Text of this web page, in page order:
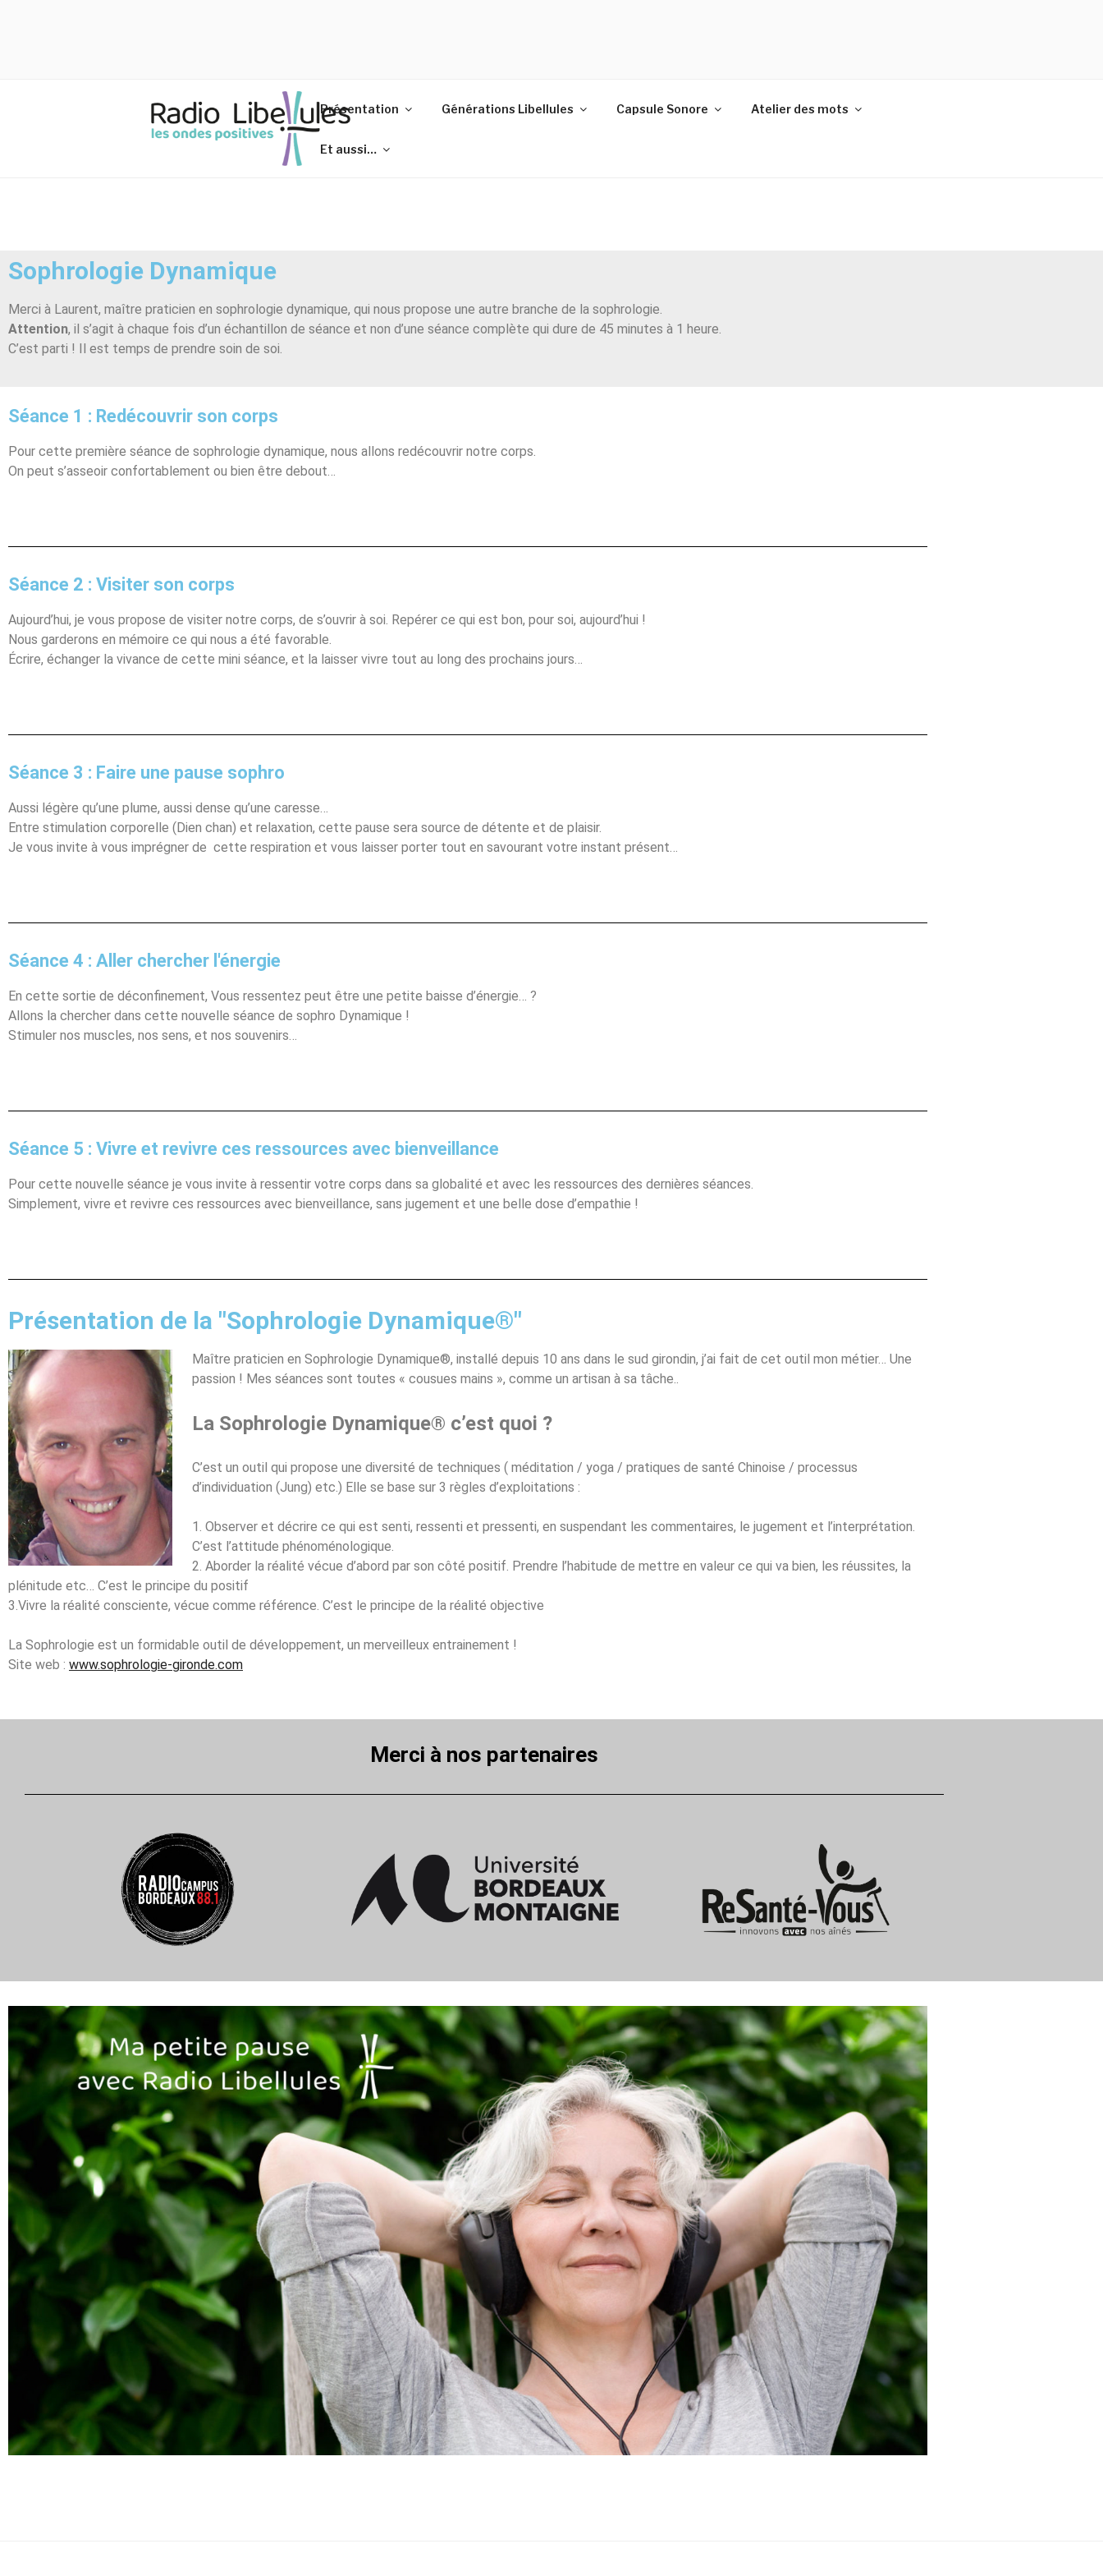
Présentation Générations Libellules Capsule Sonore Atelier des mots
Et aussi…
Sophrologie Dynamique
Merci à Laurent, maître praticien en sophrologie dynamique, qui nous propose une autre branche de la sophrologie.
Attention, il s’agit à chaque fois d’un échantillon de séance et non d’une séance complète qui dure de 45 minutes à 1 heure.
C’est parti ! Il est temps de prendre soin de soi.
Séance 1 : Redécouvrir son corps
Pour cette première séance de sophrologie dynamique, nous allons redécouvrir notre corps.
On peut s’asseoir confortablement ou bien être debout…
Séance 2 : Visiter son corps
Aujourd’hui, je vous propose de visiter notre corps, de s’ouvrir à soi. Repérer ce qui est bon, pour soi, aujourd’hui !
Nous garderons en mémoire ce qui nous a été favorable.
Écrire, échanger la vivance de cette mini séance, et la laisser vivre tout au long des prochains jours…
Séance 3 : Faire une pause sophro
Aussi légère qu’une plume, aussi dense qu’une caresse…
Entre stimulation corporelle (Dien chan) et relaxation, cette pause sera source de détente et de plaisir.
Je vous invite à vous imprégner de cette respiration et vous laisser porter tout en savourant votre instant présent…
Séance 4 : Aller chercher l'énergie
En cette sortie de déconfinement, Vous ressentez peut être une petite baisse d’énergie… ?
Allons la chercher dans cette nouvelle séance de sophro Dynamique !
Stimuler nos muscles, nos sens, et nos souvenirs…
Séance 5 : Vivre et revivre ces ressources avec bienveillance
Pour cette nouvelle séance je vous invite à ressentir votre corps dans sa globalité et avec les ressources des dernières séances.
Simplement, vivre et revivre ces ressources avec bienveillance, sans jugement et une belle dose d’empathie !
Présentation de la "Sophrologie Dynamique®"
Maître praticien en Sophrologie Dynamique®, installé depuis 10 ans dans le sud girondin, j’ai fait de cet outil mon métier… Une
passion ! Mes séances sont toutes « cousues mains », comme un artisan à sa tâche..
La Sophrologie Dynamique® c’est quoi ?
C’est un outil qui propose une diversité de techniques ( méditation / yoga / pratiques de santé Chinoise / processus
d’individuation (Jung) etc.) Elle se base sur 3 règles d’exploitations :
1. Observer et décrire ce qui est senti, ressenti et pressenti, en suspendant les commentaires, le jugement et l’interprétation.
C’est l’attitude phénoménologique.
2. Aborder la réalité vécue d’abord par son côté positif. Prendre l’habitude de mettre en valeur ce qui va bien, les réussites, la
plénitude etc… C’est le principe du positif
3.Vivre la réalité consciente, vécue comme référence. C’est le principe de la réalité objective
La Sophrologie est un formidable outil de développement, un merveilleux entrainement !
Site web : www.sophrologie-gironde.com
Merci à nos partenaires